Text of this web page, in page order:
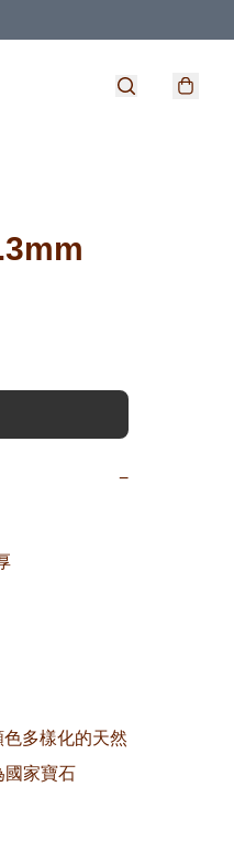
−
多樣化的天然
國家寶石